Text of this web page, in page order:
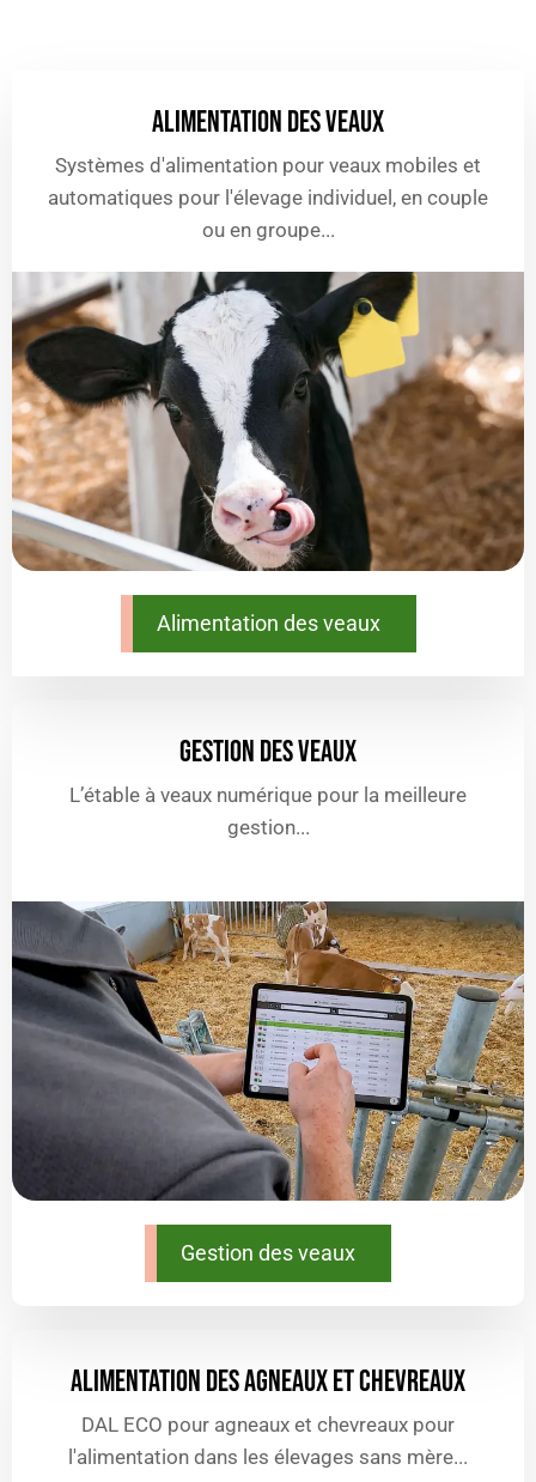
ALIMENTATION DES VEAUX
Systèmes d'alimentation pour veaux mobiles et
automatiques pour l'élevage individuel, en couple
ou en groupe...
Alimentation des veaux
GESTION DES VEAUX
L’étable à veaux numérique pour la meilleure
gestion...
Gestion des veaux
ALIMENTATION DES AGNEAUX ET CHEVREAUX
DAL ECO pour agneaux et chevreaux pour
l'alimentation dans les élevages sans mère...